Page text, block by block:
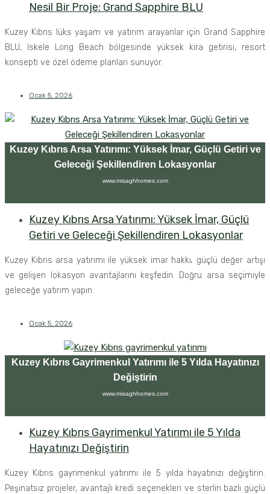
Nesil Bir Proje: Grand Sapphire BLU
Kuzey Kıbrıs lüks yaşam ve yatırım arayanlar için Grand Sapphire
BLU, Iskele Long Beach bölgesinde yüksek kira getirisi, resort
konsepti ve özel ödeme planları sunuyor.
Ocak 5, 2026
Kuzey Kıbrıs Arsa Yatırımı: Yüksek İmar, Güçlü Getiri ve
Geleceği Şekillendiren Lokasyonlar
www.misaghhomes.com
Kuzey Kıbrıs Arsa Yatırımı: Yüksek İmar, Güçlü
Getiri ve Geleceği Şekillendiren Lokasyonlar
Kuzey Kıbrıs arsa yatırımı ile yüksek imar hakkı، güçlü değer artışı
ve gelişen lokasyon avantajlarını keşfedin. Doğru arsa seçimiyle
geleceğe yatırım yapın.
Ocak 5, 2026
Kuzey Kıbrıs Gayrimenkul Yatırımı ile 5 Yılda Hayatınızı
Değiştirin
www.misaghhomes.com
Kuzey Kıbrıs Gayrimenkul Yatırımı ile 5 Yılda
Hayatınızı Değiştirin
Kuzey Kıbrıs gayrimenkul yatırımı ile 5 yılda hayatınızı değiştirin.
Peşinatsız projeler, avantajlı kredi seçenekleri ve sterlin bazlı güçlü